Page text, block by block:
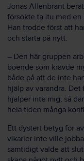
Jonas Allenbrant
försökte ta itu med en
Han trodde först att
och starta på nytt.
– Den här gruppen
boende som krävde
både på att de inte
hjälp av varandra.
hjälper inte mig, så
hela tiden många
Ett dystert betyg för
vikarier inte ville
samtidigt valde att